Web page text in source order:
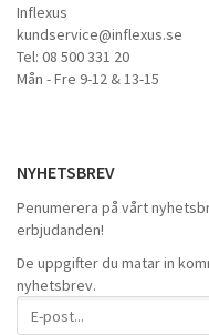
Inflexus
kundservice@inflexus.se
Tel: 08 500 331 20
Mån - Fre 9-12 & 13-15
NYHETSBREV
Penumerera på vårt
erbjudanden!
De uppgifter du matar in
nyhetsbrev.